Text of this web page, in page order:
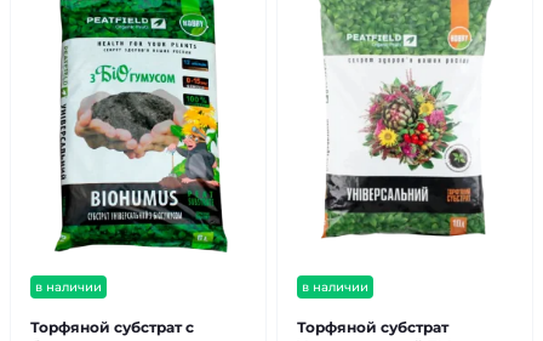
в наличии
Торфяной субстрат с
в наличии
Торфяной субстрат